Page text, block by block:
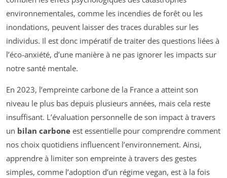
environnementales, comme les incendies de forêt ou les
inondations, peuvent laisser des traces durables sur les
individus. Il est donc impératif de traiter des questions liées à
l’éco-anxiété, d’une manière à ne pas ignorer les impacts sur
notre santé mentale.
En 2023, l’empreinte carbone de la France a atteint son
niveau le plus bas depuis plusieurs années, mais cela reste
insuffisant. L’évaluation personnelle de son impact à travers
un bilan carbone est essentielle pour comprendre comment
nos choix quotidiens influencent l’environnement. Ainsi,
apprendre à limiter son empreinte à travers des gestes
simples, comme l’adoption d’un régime vegan, est à la fois